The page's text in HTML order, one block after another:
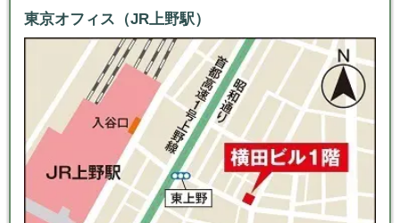
東京オフィス（JR上野駅）